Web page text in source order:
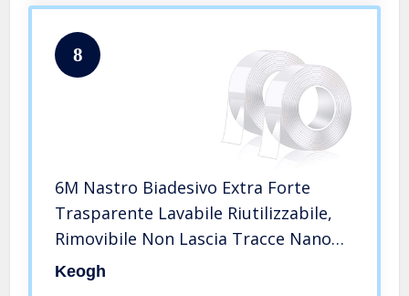
8
6M Nastro Biadesivo Extra Forte
Trasparente Lavabile Riutilizzabile,
Rimovibile Non Lascia Tracce Nano
Potent Tape, Multifunzionale
Keogh